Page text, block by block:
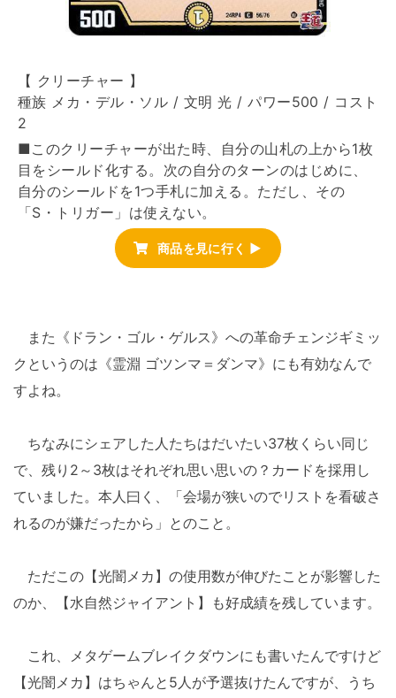
【 クリーチャー 】
種族 メカ・デル・ソル / 文明 光 / パワー500 / コスト
2
■このクリーチャーが出た時、自分の山札の上から1枚
目をシールド化する。次の自分のターンのはじめに、
自分のシールドを1つ手札に加える。ただし、その
「S・トリガー」は使えない。
商品を見に行く ▶
また《ドラン・ゴル・ゲルス》への革命チェンジギミッ
クというのは《霊淵 ゴツンマ＝ダンマ》にも有効なんで
すよね。
ちなみにシェアした人たちはだいたい37枚くらい同じ
で、残り2～3枚はそれぞれ思い思いの？カードを採用し
ていました。本人曰く、「会場が狭いのでリストを看破さ
れるのが嫌だったから」とのこと。
ただこの【光闇メカ】の使用数が伸びたことが影響した
のか、【水自然ジャイアント】も好成績を残しています。
これ、メタゲームブレイクダウンにも書いたんですけど
【光闇メカ】はちゃんと5人が予選抜けたんですが、うち